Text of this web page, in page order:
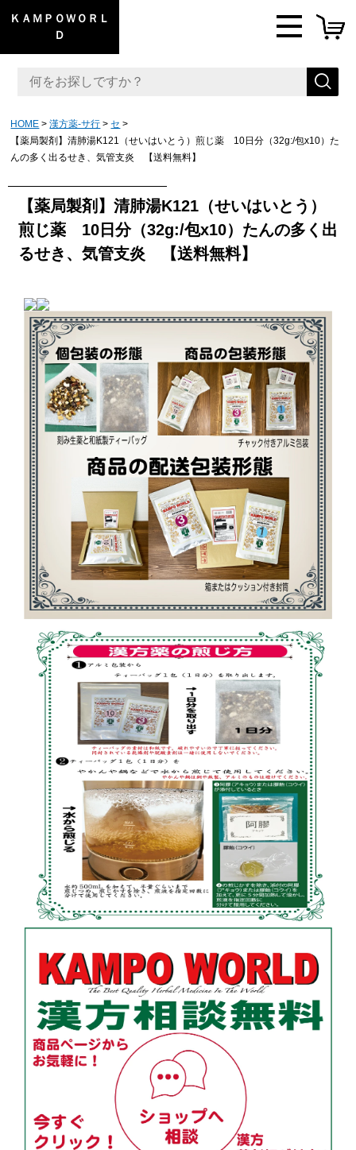
ＫＡＭＰＯＷＯＲＬ
Ｄ
HOME 漢方薬-サ行
セ
【薬局製剤】清肺湯K121（せいはいとう）煎じ薬 10日分（32g:/包x10）た
んの多く出るせき、気管支炎 【送料無料】
【薬局製剤】清肺湯K121（せいはいとう）
煎じ薬 10日分（32g:/包x10）たんの多く出
るせき、気管支炎 【送料無料】